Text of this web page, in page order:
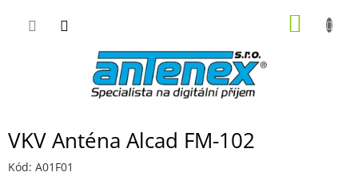
VKV Anténa Alcad FM-102
Kód: A01F01